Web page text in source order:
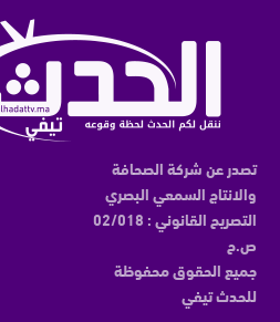
تصدر عن شركة الصحافة
والانتاج السمعي البصري
التصريح القانوني : 02/018
ص.ح
جميع الحقوق محفوظة
للحدث تيفي